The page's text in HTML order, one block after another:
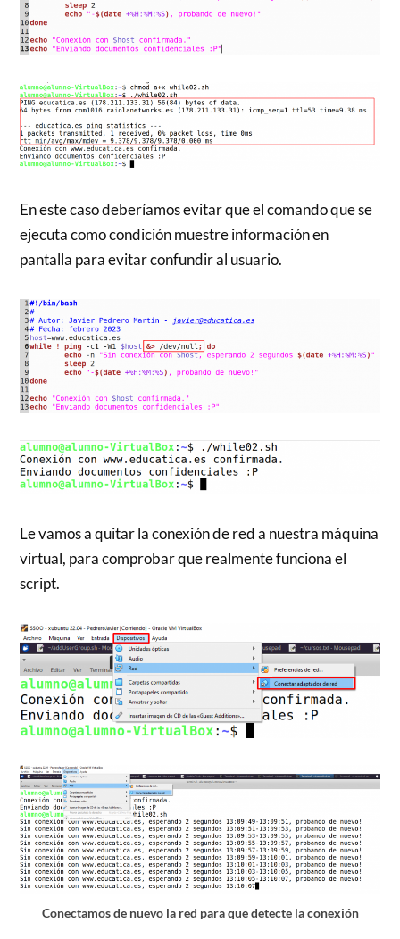
En este caso deberíamos evitar que el comando que se
ejecuta como condición muestre información en
pantalla para evitar confundir al usuario.
Le vamos a quitar la conexión de red a nuestra máquina
virtual, para comprobar que realmente funciona el
script.
Conectamos de nuevo la red para que detecte la conexión